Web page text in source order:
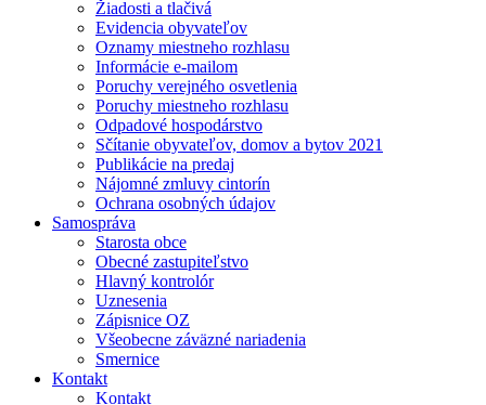
Žiadosti a tlačivá
Evidencia obyvateľov
Oznamy miestneho rozhlasu
Informácie e-mailom
Poruchy verejného osvetlenia
Poruchy miestneho rozhlasu
Odpadové hospodárstvo
Sčítanie obyvateľov, domov a bytov 2021
Publikácie na predaj
Nájomné zmluvy cintorín
Ochrana osobných údajov
Samospráva
Starosta obce
Obecné zastupiteľstvo
Hlavný kontrolór
Uznesenia
Zápisnice OZ
Všeobecne záväzné nariadenia
Smernice
Kontakt
Kontakt